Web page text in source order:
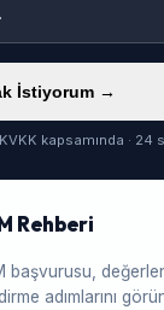
İstiyorum →
kapsamında ·
Rehberi
başvurusu,
adımlarını